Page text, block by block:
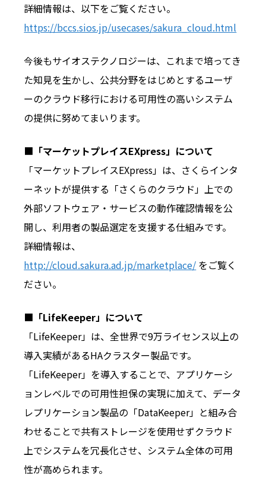
詳細情報は、以下をご覧ください。
https://bccs.sios.jp/usecases/sakura_cloud.html
今後もサイオステクノロジーは、これまで培ってき
た知見を生かし、公共分野をはじめとするユーザ
ーのクラウド移行における可用性の高いシステム
の提供に努めてまいります。
■ 「マーケットプレイスEXpress」について
「マーケットプレイスEXpress」は、さくらインタ
ーネットが提供する「さくらのクラウド」上での
外部ソフトウェア・サービスの動作確認情報を公
開し、利用者の製品選定を支援する仕組みです。
詳細情報は、
http://cloud.sakura.ad.jp/marketplace/ をご覧く
ださい。
■ 「LifeKeeper」について
「LifeKeeper」は、全世界で9万ライセンス以上の
導入実績があるHAクラスター製品です。
「LifeKeeper」を導入することで、アプリケーシ
ョンレベルでの可用性担保の実現に加えて、データ
レプリケーション製品の「DataKeeper」と組み合
わせることで共有ストレージを使用せずクラウド
上でシステムを冗長化させ、システム全体の可用
性が高められます。